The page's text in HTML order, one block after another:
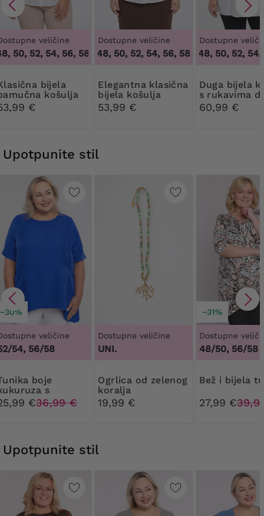
veličine
50, 52, 54, 56, 58, 60,46, 48, 50, 52, 54, 56, 58, 60
košulja
€
Dostupne veličine
46, 48, 50, 52, 54, 56, 58, 46, 48, 50, 52,
Elegantna klasična
bijela košulja
53,99 €
Dostupne
46, 48, 50, 52, 54,
Duga bijela košulja
s rukavima
lakta
60,99 €
Upotpunite stil
−30%
veličine
54, 56/58
s
€36,99 €
Dostupne veličine
UNI.
Ogrlica od zelenog
koralja
19,99 €
−31%
Dostupne
48/50, 56/58
Bež i bijela
27,99 €
Upotpunite stil